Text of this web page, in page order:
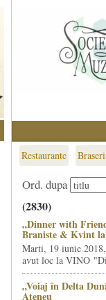
Restaurante
Ord. dupa
(2830)
„Dinner with
Braniste & Kvint
Marti, 19 iunie
avut loc la VINO
„Voiaj în Delta
Ateneu